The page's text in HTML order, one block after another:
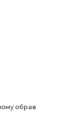
обрав